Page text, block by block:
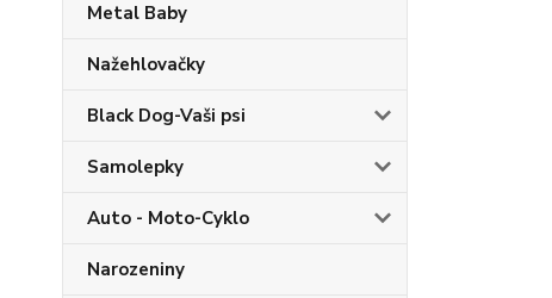
Metal Baby
Nažehlovačky
Black Dog-Vaši psi
Samolepky
Auto - Moto-Cyklo
Narozeniny